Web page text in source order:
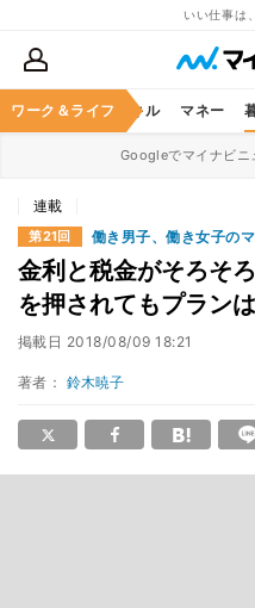
いい仕事は
ワーク＆ライフ
ア ビジネススキル マネー
Googleでマイナビニ
連載
第21回 働き男子、働き女子の
金利と税金がそろそ
を押されてもプラン
掲載日 2018/08/09 18:21
著者： 鈴木暁子